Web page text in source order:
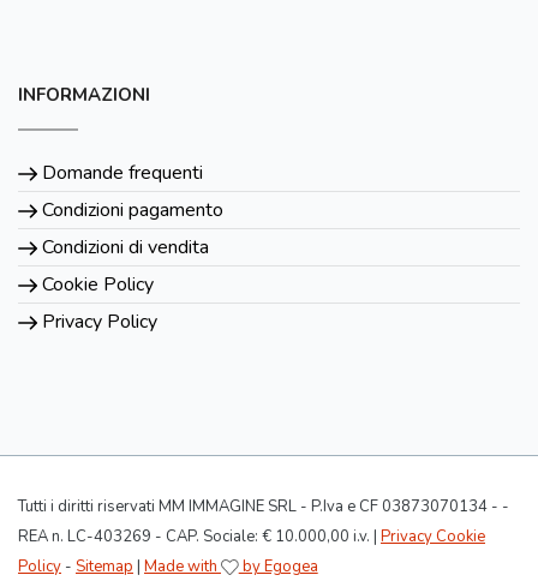
INFORMAZIONI
Domande frequenti
Condizioni pagamento
Condizioni di vendita
Cookie Policy
Privacy Policy
Tutti i diritti riservati MM IMMAGINE SRL - P.Iva e CF 03873070134 - -
REA n. LC-403269 - CAP. Sociale: € 10.000,00 i.v. | Privacy Cookie
Policy - Sitemap | Made with by Egogea